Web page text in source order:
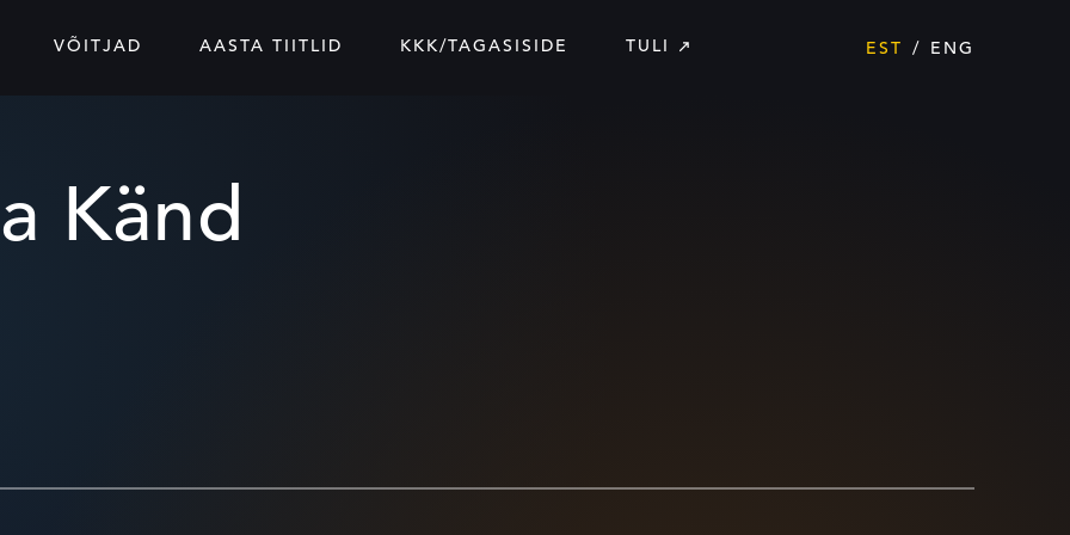
VÕITJAD AASTA TIITLID KKK/TAGASISIDE TULI EST ENG
Känd